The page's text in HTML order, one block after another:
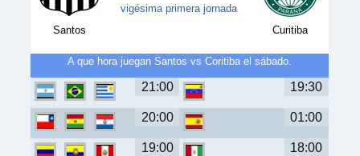
Santos
vigésima primera jornada
Curitiba
A que hora juegan Santos vs Coritiba el sábado.
21:00 19:30
20:00 01:00
19:00 18:00